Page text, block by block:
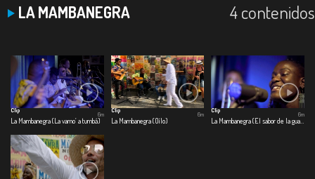
LA MAMBANEGRA 4 contenidos
Clip
La Mambanegra (La vamo’ a tumbá)
6m
Clip
La Mambanegra (Oílo)
6m
Clip
6m